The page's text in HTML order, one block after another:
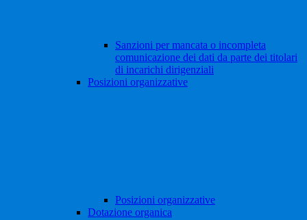
Sanzioni per mancata o incompleta
comunicazione dei dati da parte dei titolari
di incarichi dirigenziali
Posizioni organizzative
Posizioni organizzative
Dotazione organica